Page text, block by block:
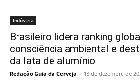
Indústria
Brasileiro lidera ranking
consciência ambiental e
da lata de alumínio
Redação Guia da Cerveja - 18 de dezembro de